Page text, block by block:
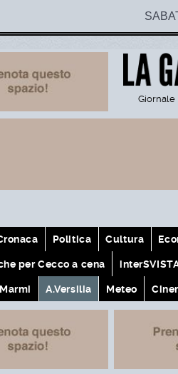
Giornale
Politica Cultura
per Cecco a cena
A.Versilia Meteo